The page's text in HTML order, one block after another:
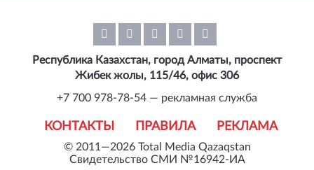
© 2011—2026 Total Media Qazaqstan
Свидетельство СМИ №16942-ИА
КОНТАКТЫ ПРАВИЛА РЕКЛАМА
Республика Казахстан, город Алматы, проспект
Жибек жолы, 115/46, офис 306
+7 700 978-78-54 — рекламная служба